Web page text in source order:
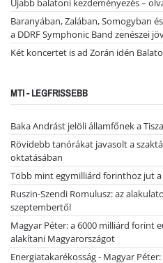
Baranyában, Zalában, Somogyban
a DDRF Symphonic Band zenészei
Két koncertet is ad Zorán idén
MTI - LEGFRISSEBB
Baka Andrást jelöli államfőnek a
Rövidebb tanórákat javasolt a
oktatásában
Több mint egymilliárd forinthoz jut
Ruszin-Szendi Romulusz: az
szeptembertől
Magyar Péter: a 6000 milliárd forint
alakítani Magyarországot
Energiatakarékosság - Magyar